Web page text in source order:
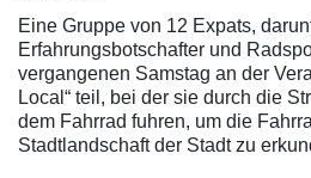
Eine Gruppe von 12 Expats,
Erfahrungsbotschafter und
vergangenen Samstag an der
Local“ teil, bei der sie durch die
dem Fahrrad fuhren, um die
Stadtlandschaft der Stadt zu